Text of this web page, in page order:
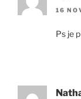
16
Ps je